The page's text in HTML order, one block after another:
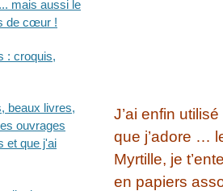
J’ai enfin
que j’adore …
Myrtille, je
en papiers